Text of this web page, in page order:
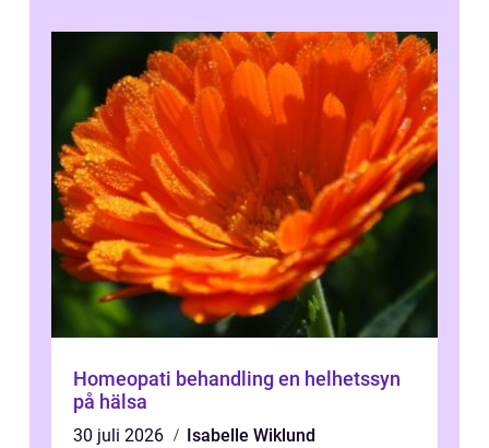
Homeopati behandling en helhetssyn
på hälsa
30 juli 2026
Isabelle Wiklund